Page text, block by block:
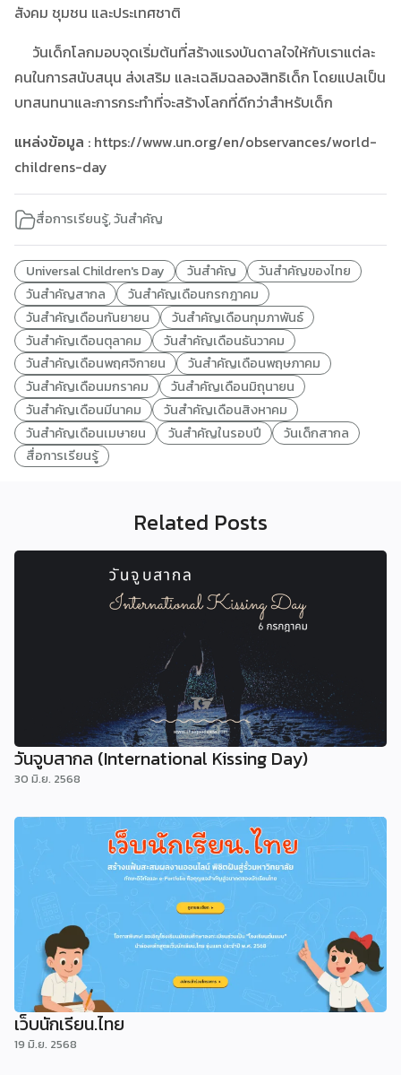
สังคม ชุมชน และประเทศชาติ
วันเด็กโลกมอบจุดเริ่มต้นที่สร้างแรงบันดาลใจให้กับเราแต่ละ
คนในการสนับสนุน ส่งเสริม และเฉลิมฉลองสิทธิเด็ก โดยแปลเป็น
บทสนทนาและการกระทำที่จะสร้างโลกที่ดีกว่าสำหรับเด็ก
แหล่งข้อมูล : https://www.un.org/en/observances/world-
childrens-day
สื่อการเรียนรู้,วันสำคัญ
Universal Children's Day วันสำคัญ
วันสำคัญของไทย
วันสำคัญสากล
วันสำคัญเดือนกรกฎาคม
วันสำคัญเดือนกันยายน
วันสำคัญเดือนกุมภาพันธ์
วันสำคัญเดือนตุลาคม
วันสำคัญเดือนธันวาคม
วันสำคัญเดือนพฤศจิกายน
วันสำคัญเดือนพฤษภาคม
วันสำคัญเดือนมกราคม
วันสำคัญเดือนมิถุนายน
วันสำคัญเดือนมีนาคม
วันสำคัญเดือนสิงหาคม
วันสำคัญเดือนเมษายน
วันสำคัญในรอบปี
วันเด็กสากล
สื่อการเรียนรู้
Related Posts
วันจูบสากล (International Kissing Day)
30 มิ.ย. 2568
เว็บนักเรียน.ไทย
19 มิ.ย. 2568